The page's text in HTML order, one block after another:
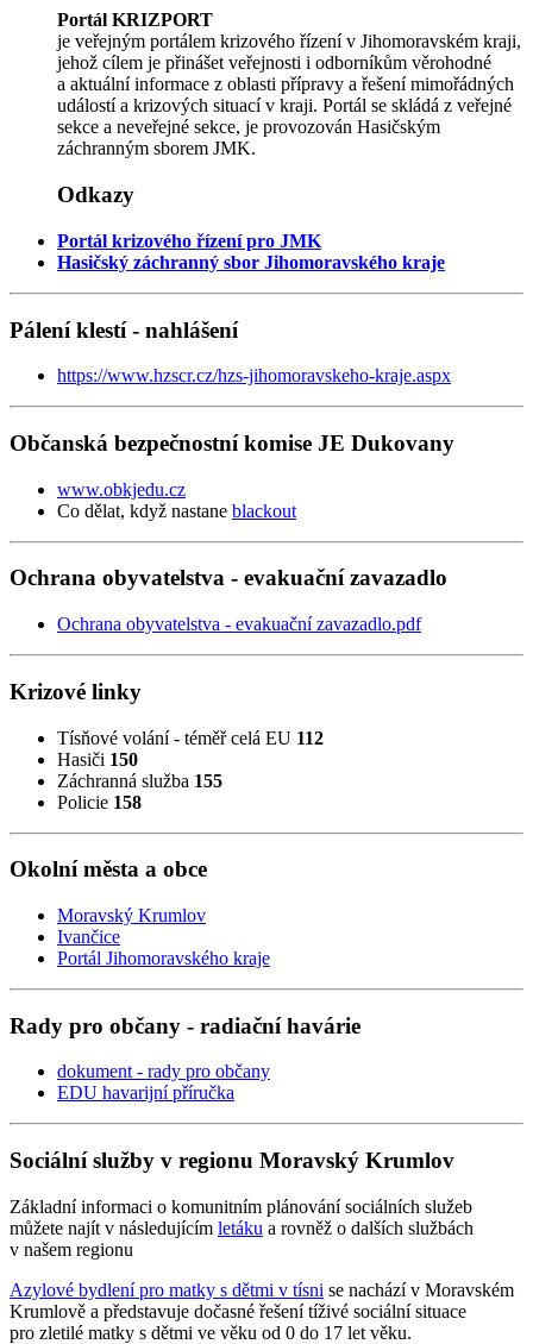
Portál KRIZPORT
je veřejným portálem krizového řízení v Jihomoravském kraji,
jehož cílem je přinášet veřejnosti i odborníkům věrohodné
a aktuální informace z oblasti přípravy a řešení mimořádných
událostí a krizových situací v kraji. Portál se skládá z veřejné
sekce a neveřejné sekce, je provozován Hasičským
záchranným sborem JMK.
Odkazy
Portál krizového řízení pro JMK
Hasičský záchranný sbor Jihomoravského kraje
Pálení klestí - nahlášení
https://www.hzscr.cz/hzs-jihomoravskeho-kraje.aspx
Občanská bezpečnostní komise JE Dukovany
www.obkjedu.cz
Co dělat, když nastane blackout
Ochrana obyvatelstva - evakuační zavazadlo
Ochrana obyvatelstva - evakuační zavazadlo.pdf
Krizové linky
Tísňové volání - téměř celá EU 112
Hasiči 150
Záchranná služba 155
Policie 158
Okolní města a obce
Moravský Krumlov
Ivančice
Portál Jihomoravského kraje
Rady pro občany - radiační havárie
dokument - rady pro občany
EDU havarijní příručka
Sociální služby v regionu Moravský Krumlov
Základní informaci o komunitním plánování sociálních služeb
můžete najít v následujícím letáku a rovněž o dalších službách
v našem regionu
Azylové bydlení pro matky s dětmi v tísni se nachází v Moravském
Krumlově a představuje dočasné řešení tíživé sociální situace
pro zletilé matky s dětmi ve věku od 0 do 17 let věku.